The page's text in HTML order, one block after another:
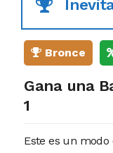
Bronce
Gana una
1
Este es un modo